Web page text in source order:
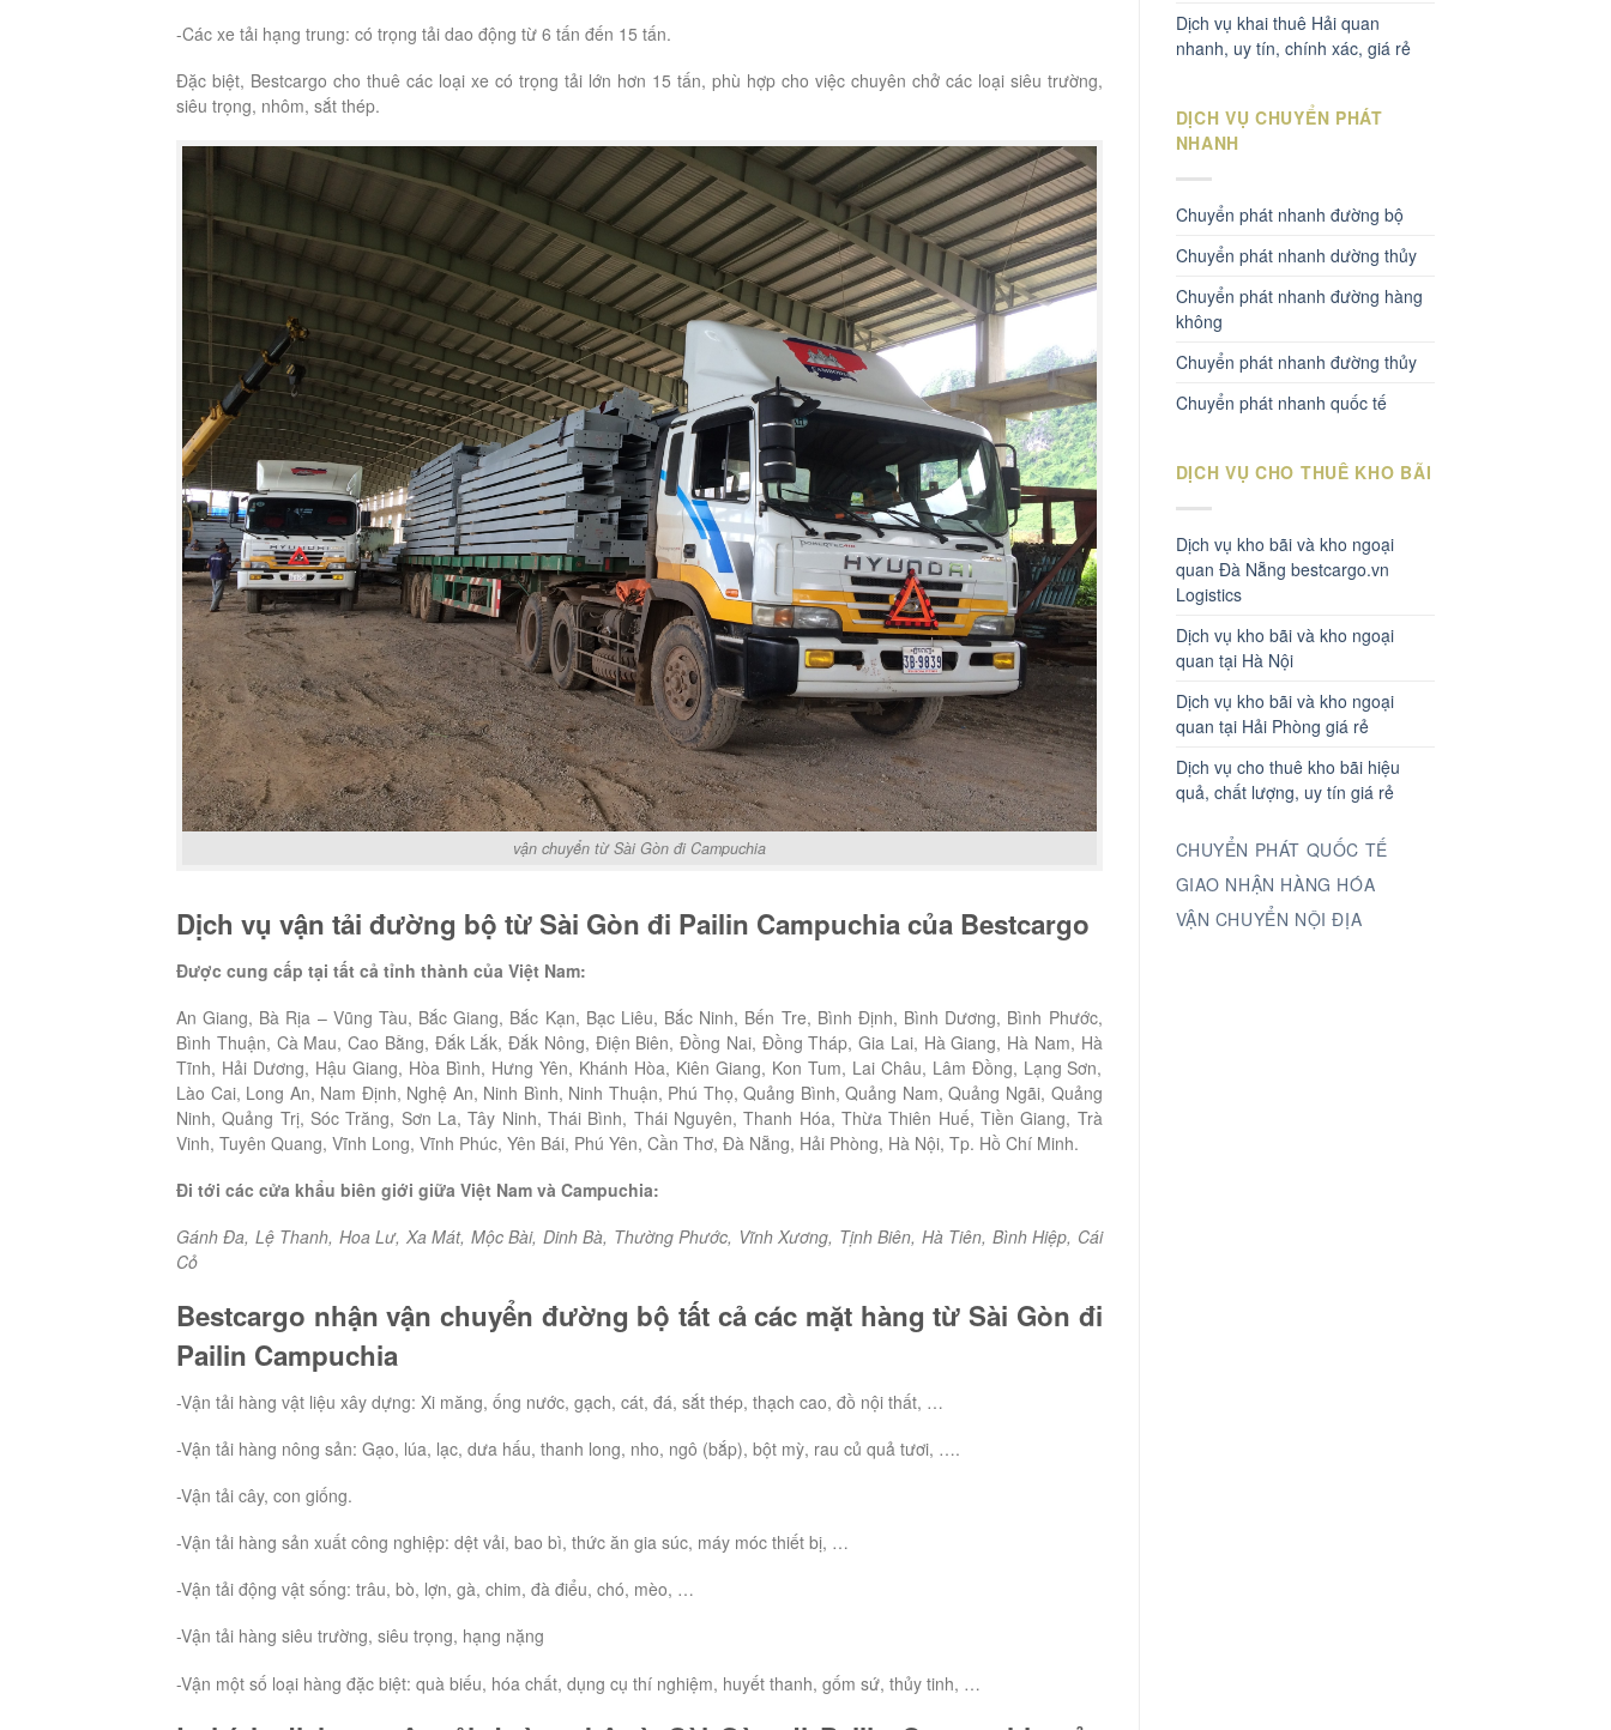
-Các xe tải hạng trung: có trọng tải dao động từ 6 tấn đến 15 tấn.
Đặc biệt, Bestcargo cho thuê các loại xe có trọng tải lớn hơn 15 tấn, phù hợp cho việc chuyên chở các loại siêu trường,
siêu trọng, nhôm, sắt thép.
vận chuyển từ Sài Gòn đi Campuchia
Dịch vụ vận tải đường bộ từ Sài Gòn đi Pailin Campuchia của Bestcargo
Được cung cấp tại tất cả tỉnh thành của Việt Nam:
An Giang, Bà Rịa – Vũng Tàu, Bắc Giang, Bắc Kạn, Bạc Liêu, Bắc Ninh, Bến Tre, Bình Định, Bình Dương, Bình Phước,
Bình Thuận, Cà Mau, Cao Bằng, Đắk Lắk, Đắk Nông, Điện Biên, Đồng Nai, Đồng Tháp, Gia Lai, Hà Giang, Hà Nam, Hà
Tĩnh, Hải Dương, Hậu Giang, Hòa Bình, Hưng Yên, Khánh Hòa, Kiên Giang, Kon Tum, Lai Châu, Lâm Đồng, Lạng Sơn,
Lào Cai, Long An, Nam Định, Nghệ An, Ninh Bình, Ninh Thuận, Phú Thọ, Quảng Bình, Quảng Nam, Quảng Ngãi, Quảng
Ninh, Quảng Trị, Sóc Trăng, Sơn La, Tây Ninh, Thái Bình, Thái Nguyên, Thanh Hóa, Thừa Thiên Huế, Tiền Giang, Trà
Vinh, Tuyên Quang, Vĩnh Long, Vĩnh Phúc, Yên Bái, Phú Yên, Cần Thơ, Đà Nẵng, Hải Phòng, Hà Nội, Tp. Hồ Chí Minh.
Đi tới các cửa khẩu biên giới giữa Việt Nam và Campuchia:
Gánh Đa, Lệ Thanh, Hoa Lư, Xa Mát, Mộc Bài, Dinh Bà, Thường Phước, Vĩnh Xương, Tịnh Biên, Hà Tiên, Bình Hiệp, Cái
Cỏ
Bestcargo nhận vận chuyển đường bộ tất cả các mặt hàng từ Sài Gòn đi
Pailin Campuchia
-Vận tải hàng vật liệu xây dựng: Xi măng, ống nước, gạch, cát, đá, sắt thép, thạch cao, đồ nội thất, …
-Vận tải hàng nông sản: Gạo, lúa, lạc, dưa hấu, thanh long, nho, ngô (bắp), bột mỳ, rau củ quả tươi, ….
-Vận tải cây, con giống.
-Vận tải hàng sản xuất công nghiệp: dệt vải, bao bì, thức ăn gia súc, máy móc thiết bị, …
-Vận tải động vật sống: trâu, bò, lợn, gà, chim, đà điểu, chó, mèo, …
-Vận tải hàng siêu trường, siêu trọng, hạng nặng
-Vận một số loại hàng đặc biệt: quà biếu, hóa chất, dụng cụ thí nghiệm, huyết thanh, gốm sứ, thủy tinh, …
Dịch vụ khai thuê Hải quan
nhanh, uy tín, chính xác, giá rẻ
DỊCH VỤ CHUYỂN PHÁT
NHANH
Chuyển phát nhanh đường bộ
Chuyển phát nhanh dường thủy
Chuyển phát nhanh đường hàng
không
Chuyển phát nhanh đường thủy
Chuyển phát nhanh quốc tế
DỊCH VỤ CHO THUÊ KHO BÃI
Dịch vụ kho bãi và kho ngoại
quan Đà Nẵng bestcargo.vn
Logistics
Dịch vụ kho bãi và kho ngoại
quan tại Hà Nội
Dịch vụ kho bãi và kho ngoại
quan tại Hải Phòng giá rẻ
Dịch vụ cho thuê kho bãi hiệu
quả, chất lượng, uy tín giá rẻ
CHUYỂN PHÁT QUỐC TẾ
GIAO NHẬN HÀNG HÓA
VẬN CHUYỂN NỘI ĐỊA